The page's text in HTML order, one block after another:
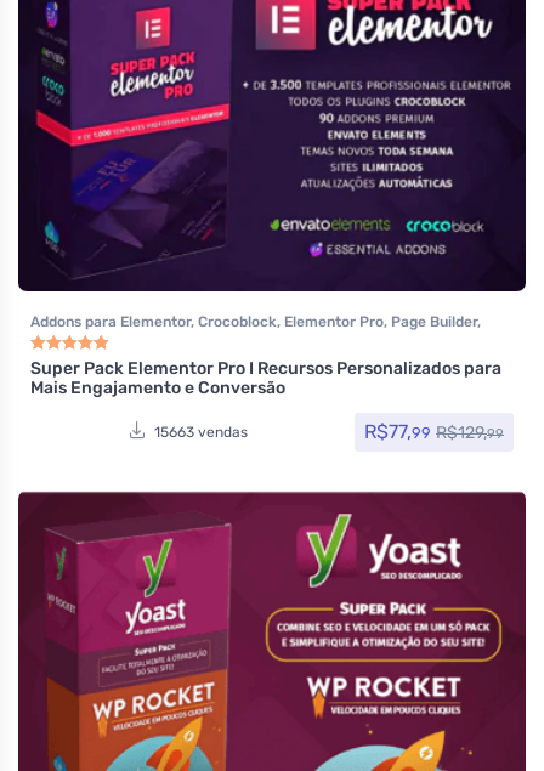
Addons para Elementor, Crocoblock, Elementor Pro, Page Builder,
Performance
Avaliação 4.97 de 5
Super Pack Elementor Pro I Recursos Personalizados para
Mais Engajamento e Conversão
15663 vendas R$77,99 R$129,99